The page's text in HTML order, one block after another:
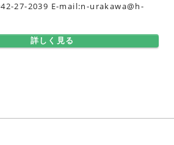
E-mail:n-urakawa@h-
詳しく見る